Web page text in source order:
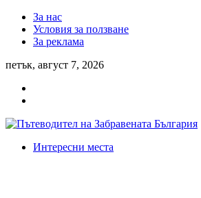
За нас
Условия за ползване
За реклама
петък, август 7, 2026
Интересни места